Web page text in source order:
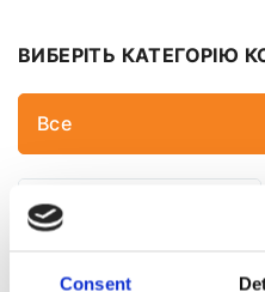
Consent
ВИБЕРІТЬ КАТЕГОРІЮ
Все